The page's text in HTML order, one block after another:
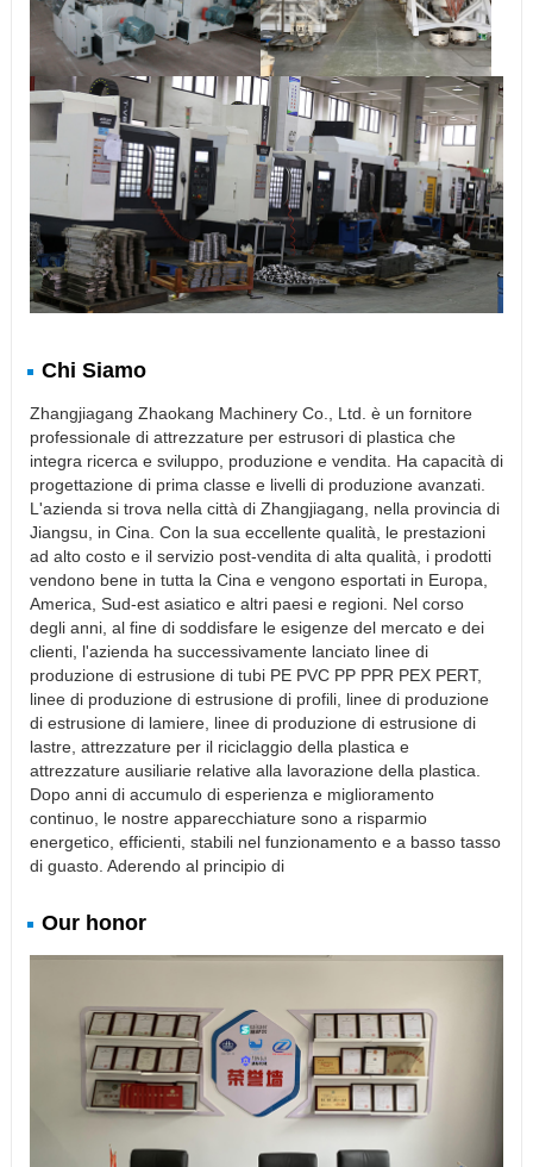
Chi Siamo
Zhangjiagang Zhaokang Machinery Co., Ltd. è un fornitore
professionale di attrezzature per estrusori di plastica che
integra ricerca e sviluppo, produzione e vendita. Ha capacità di
progettazione di prima classe e livelli di produzione avanzati.
L'azienda si trova nella città di Zhangjiagang, nella provincia di
Jiangsu, in Cina. Con la sua eccellente qualità, le prestazioni
ad alto costo e il servizio post-vendita di alta qualità, i prodotti
vendono bene in tutta la Cina e vengono esportati in Europa,
America, Sud-est asiatico e altri paesi e regioni. Nel corso
degli anni, al fine di soddisfare le esigenze del mercato e dei
clienti, l'azienda ha successivamente lanciato linee di
produzione di estrusione di tubi PE PVC PP PPR PEX PERT,
linee di produzione di estrusione di profili, linee di produzione
di estrusione di lamiere, linee di produzione di estrusione di
lastre, attrezzature per il riciclaggio della plastica e
attrezzature ausiliarie relative alla lavorazione della plastica.
Dopo anni di accumulo di esperienza e miglioramento
continuo, le nostre apparecchiature sono a risparmio
energetico, efficienti, stabili nel funzionamento e a basso tasso
di guasto. Aderendo al principio di
Our honor